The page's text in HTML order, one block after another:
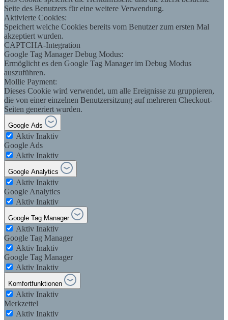
Seite des Benutzers für eine weitere Verwendung.
Aktivierte Cookies:
Speichert welche Cookies bereits vom Benutzer zum ersten Mal
akzeptiert wurden.
CAPTCHA-Integration
Google Tag Manager Debug Modus:
Ermöglicht es den Google Tag Manager im Debug Modus
auszuführen.
Mollie Payment:
Dieses Cookie wird verwendet, um alle Ereignisse zu gruppieren,
die von einer einzelnen Benutzersitzung auf mehreren Checkout-
Seiten generiert wurden.
Google Ads
Aktiv Inaktiv
Google Ads
Aktiv Inaktiv
Google Analytics
Aktiv Inaktiv
Google Analytics
Aktiv Inaktiv
Google Tag Manager
Aktiv Inaktiv
Google Tag Manager
Aktiv Inaktiv
Google Tag Manager
Aktiv Inaktiv
Komfortfunktionen
Aktiv Inaktiv
Merkzettel
Aktiv Inaktiv